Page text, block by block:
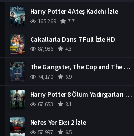
Harry Potter 4 Ateş Kadehi İzle
165,269 7.7
Çakallarla Dans 7 Full İzle HD
87,986 4.3
The Gangster, The Cop and The Devil Türkçe Dublaj İzle
74,170 6.9
Harry Potter 8 Ölüm Yadirgarları Bölüm 2 İzle
67,653 8.1
Nefes Yer Eksi 2 İzle
57,997 6.5